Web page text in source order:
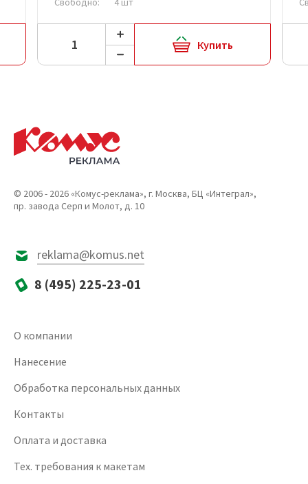
Купить
© 2006 - 2026 «Комус-реклама», г. Москва, БЦ «Интеграл»,
пр. завода Серп и Молот, д. 10
reklama@komus.net
8 (495) 225-23-01
О компании
Нанесение
Обработка персональных данных
Контакты
Оплата и доставка
Тех. требования к макетам